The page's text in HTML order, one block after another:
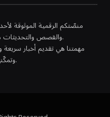
والقصص والتحديثات من المغرب ومن مختلف أنحاء العالم.
مهمتنا هي تقديم أخبار سريعة
وتمكّنهم وتربطهم بكل ما يحدث من حولهم.